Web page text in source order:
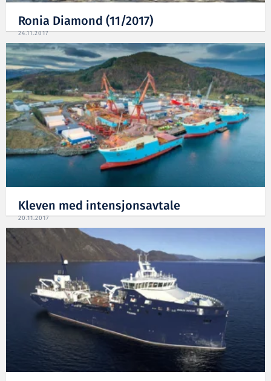
Ronia Diamond (11/2017)
24.11.2017
Kleven med intensjonsavtale
20.11.2017